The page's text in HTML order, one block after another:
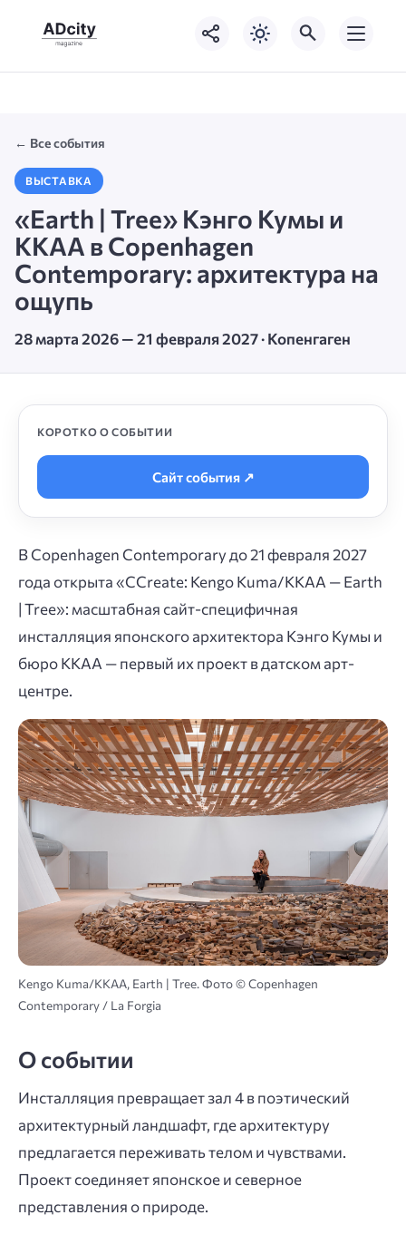
← Все события
ВЫСТАВКА
«Earth | Tree» Кэнго Кумы и
KKAA в Copenhagen
Contemporary: архитектура на
ощупь
28 марта 2026 — 21 февраля 2027 · Копенгаген
В Copenhagen Contemporary до 21 февраля 2027
года открыта «CCreate: Kengo Kuma/KKAA — Earth
| Tree»: масштабная сайт-специфичная
инсталляция японского архитектора Кэнго Кумы и
бюро KKAA — первый их проект в датском арт-
центре.
Kengo Kuma/KKAA, Earth | Tree. Фото © Copenhagen
Contemporary / La Forgia
О событии
Инсталляция превращает зал 4 в поэтический
архитектурный ландшафт, где архитектуру
предлагается переживать телом и чувствами.
Проект соединяет японское и северное
представления о природе.
КОРОТКО О СОБЫТИИ
Сайт события ↗